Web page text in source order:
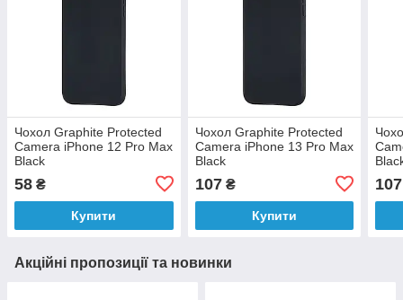
Чохол Graphite Protected
Camera iPhone 12 Pro Max
Black
58 ₴
Купити
Чохол Graphite Protected
Camera iPhone 13 Pro Max
Black
107₴
Купити
107
Акційні пропозиції та новинки